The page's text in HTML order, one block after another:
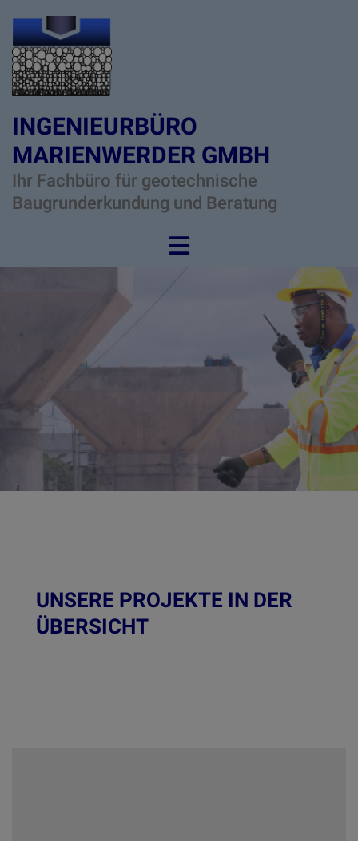
INGENIEURBÜRO
MARIENWERDER GMBH
Ihr Fachbüro für geotechnische
Baugrunderkundung und Beratung
UNSERE PROJEKTE IN DER
ÜBERSICHT